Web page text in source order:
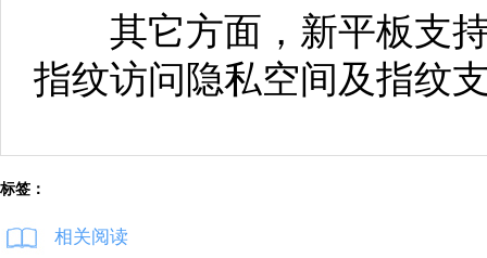
其它方面，新平板支持
指纹访问隐私空间及指纹
标签：
相关阅读